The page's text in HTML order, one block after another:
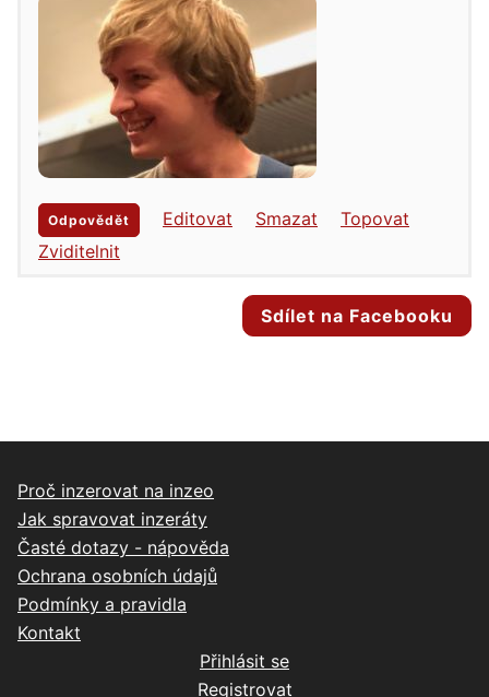
Odpovědět Editovat Smazat
Topovat
Zviditelnit
Sdílet na Facebooku
Proč inzerovat na inzeo
Jak spravovat inzeráty
Časté dotazy - nápověda
Ochrana osobních údajů
Podmínky a pravidla
Kontakt
Přihlásit se
Registrovat